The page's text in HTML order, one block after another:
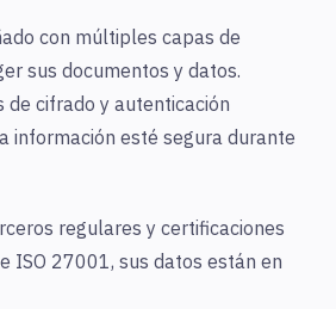
con múltiples capas de
sus documentos y datos.
cifrado y autenticación
información esté segura durante
regulares y certificaciones
ISO 27001, sus datos están en